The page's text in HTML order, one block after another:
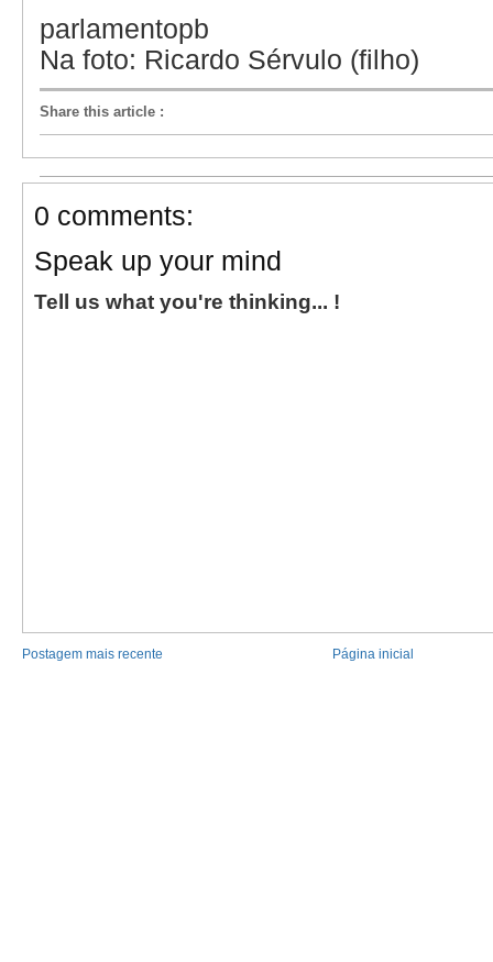
parlamentopb
Na foto: Ricardo Sérvulo (filho)
Share this article :
0 comments:
Speak up your mind
Tell us what you're thinking... !
Postagem mais recente Página inicial